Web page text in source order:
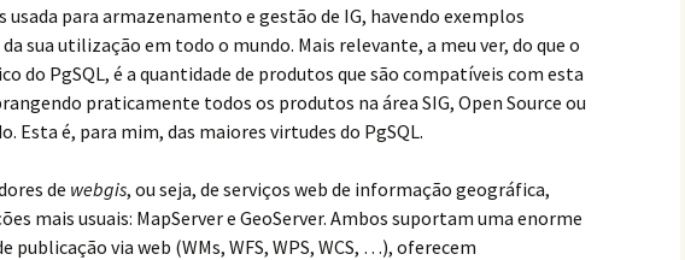
usada para armazenamento e gestão de IG, havendo exemplos
sua utilização em todo o mundo. Mais relevante, a meu ver, do que o
do PgSQL, é a quantidade de produtos que são compatíveis com esta
praticamente todos os produtos na área SIG, Open Source ou
Esta é, para mim, das maiores virtudes do PgSQL.
de webgis, ou seja, de serviços web de informação geográfica,
mais usuais: MapServer e GeoServer. Ambos suportam uma enorme
publicação via web (WMs, WFS, WPS, WCS, …), oferecem